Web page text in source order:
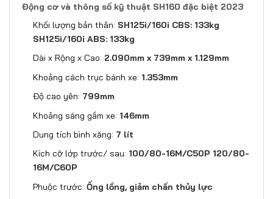
Động cơ và thông số kỹ thuật SH160 đặc biệt 2023
Khối lượng bản thân: SH125i/160i CBS: 133kg
SH125i/160i ABS: 133kg
Dài x Rộng x Cao: 2.090mm x 739mm x 1.129mm
Khoảng cách trục bánh xe: 1.353mm
Độ cao yên: 799mm
Khoảng sáng gầm xe: 146mm
Dung tích bình xăng: 7 lít
Kích cỡ lớp trước/ sau: 100/80-16M/C50P 120/80-
16M/C60P
Phuộc trước:Ống lồng, giảm chấn thủy lực